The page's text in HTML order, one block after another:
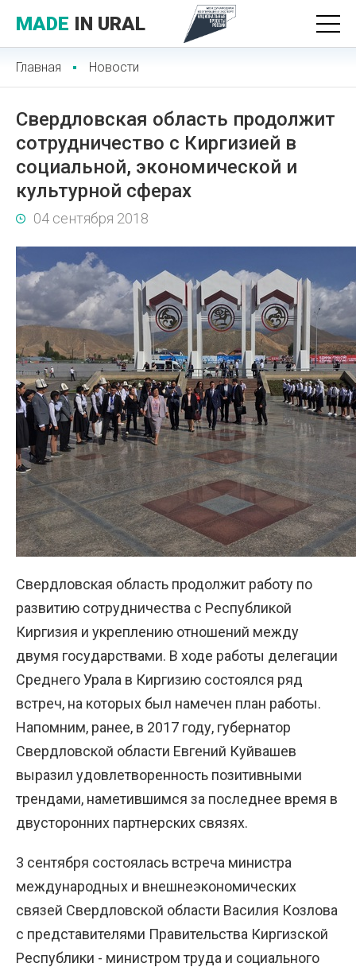
MADE IN URAL
Главная Новости
Свердловская область продолжит
сотрудничество с Киргизией в
социальной, экономической и
культурной сферах
04 сентября 2018
Свердловская область продолжит работу по
развитию сотрудничества с Республикой
Киргизия и укреплению отношений между
двумя государствами. В ходе работы делегации
Среднего Урала в Киргизию состоялся ряд
встреч, на которых был намечен план работы.
Напомним, ранее, в 2017 году, губернатор
Свердловской области Евгений Куйвашев
выразил удовлетворенность позитивными
трендами, наметившимся за последнее время в
двусторонних партнерских связях.
3 сентября состоялась встреча министра
международных и внешнеэкономических
связей Свердловской области Василия Козлова
с представителями Правительства Киргизской
Республики - министром труда и социального